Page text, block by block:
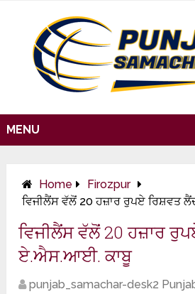
MENU
Home
Firozpur
ਵਿਜੀਲੈਂਸ ਵੱਲੋਂ 20 ਹਜ਼ਾਰ ਰੁਪਏ ਰਿਸ਼ਵਤ
ਵਿਜੀਲੈਂਸ ਵੱਲੋਂ 20 ਹਜ਼ਾਰ
ਏ.ਐਸ.ਆਈ. ਕਾਬੂ
punjab_samachar-desk2